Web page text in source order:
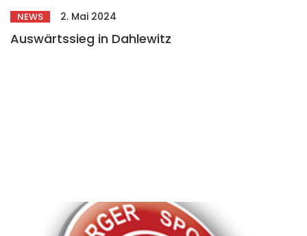
NEWS 2. Mai 2024
Auswärtssieg in Dahlewitz